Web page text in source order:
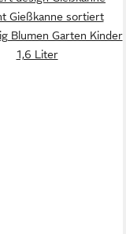
Gießkanne sortiert
Blumen Garten Kinder
1,6 Liter